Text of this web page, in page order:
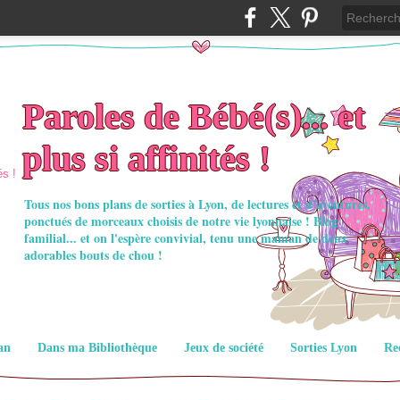
Paroles de Bébé(s)... et
plus si affinités !
Tous nos bons plans de sorties à Lyon, de lectures et d'aventures,
ponctués de morceaux choisis de notre vie lyonnaise ! Blog
familial... et on l'espère convivial, tenu une maman de deux
adorables bouts de chou !
Dans ma Bibliothèque Jeux de société Sorties Lyon